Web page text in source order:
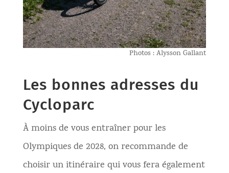
Photos : Alysson Gallant
Les bonnes adresses du
Cycloparc
À moins de vous entraîner pour les
Olympiques de 2028, on recommande de
choisir un itinéraire qui vous fera également